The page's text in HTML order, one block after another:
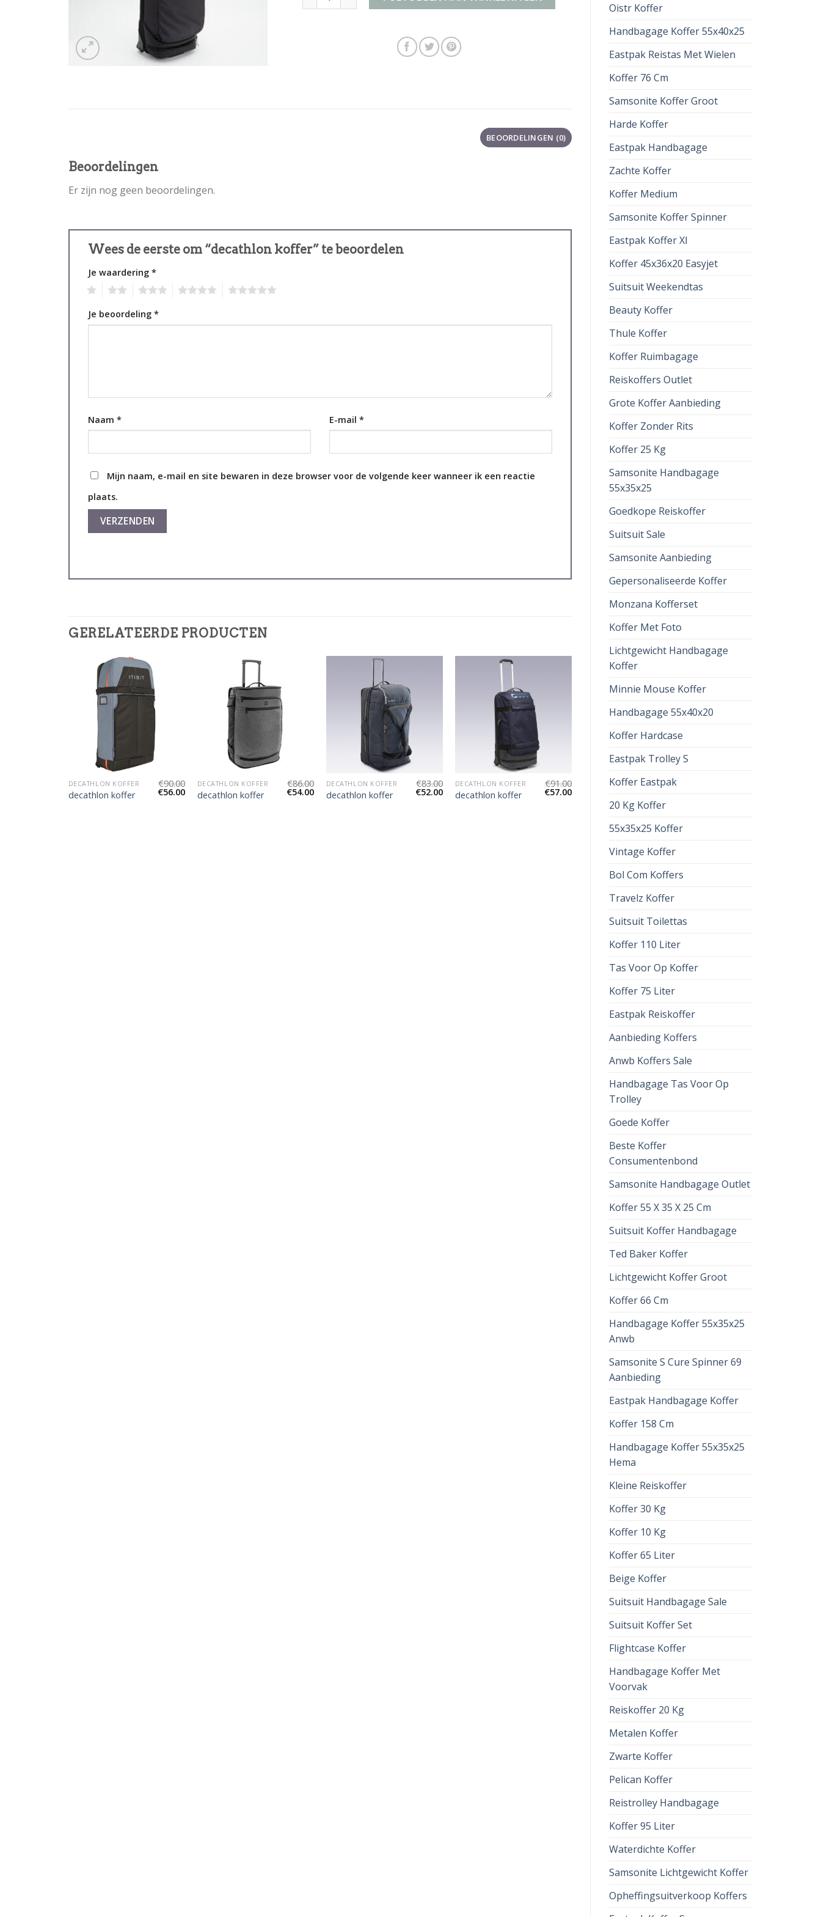
Oistr Koffer
Handbagage Koffer 55x40x25
Eastpak Reistas Met Wielen
Koffer 76 Cm
Samsonite Koffer Groot
Harde Koffer
Eastpak Handbagage
Zachte Koffer
Koffer Medium
Samsonite Koffer Spinner
Eastpak Koffer Xl
Koffer 45x36x20 Easyjet
Suitsuit Weekendtas
Beauty Koffer
Thule Koffer
Koffer Ruimbagage
Reiskoffers Outlet
Grote Koffer Aanbieding
Koffer Zonder Rits
Koffer 25 Kg
Samsonite Handbagage
55x35x25
Goedkope Reiskoffer
Suitsuit Sale
Samsonite Aanbieding
Gepersonaliseerde Koffer
Monzana Kofferset
Koffer Met Foto
Lichtgewicht Handbagage
Koffer
Minnie Mouse Koffer
Handbagage 55x40x20
Koffer Hardcase
Eastpak Trolley S
Koffer Eastpak
20 Kg Koffer
55x35x25 Koffer
Vintage Koffer
Bol Com Koffers
Travelz Koffer
Suitsuit Toilettas
Koffer 110 Liter
Tas Voor Op Koffer
Koffer 75 Liter
Eastpak Reiskoffer
Aanbieding Koffers
Anwb Koffers Sale
Handbagage Tas Voor Op
Trolley
Goede Koffer
Beste Koffer
Consumentenbond
Samsonite Handbagage Outlet
Koffer 55 X 35 X 25 Cm
Suitsuit Koffer Handbagage
Ted Baker Koffer
Lichtgewicht Koffer Groot
Koffer 66 Cm
Handbagage Koffer 55x35x25
Anwb
Samsonite S Cure Spinner 69
Aanbieding
Eastpak Handbagage Koffer
Koffer 158 Cm
Handbagage Koffer 55x35x25
Hema
Kleine Reiskoffer
Koffer 30 Kg
Koffer 10 Kg
Koffer 65 Liter
Beige Koffer
Suitsuit Handbagage Sale
Suitsuit Koffer Set
Flightcase Koffer
Handbagage Koffer Met
Voorvak
Reiskoffer 20 Kg
Metalen Koffer
Zwarte Koffer
Pelican Koffer
Reistrolley Handbagage
Koffer 95 Liter
Waterdichte Koffer
Samsonite Lichtgewicht Koffer
Opheffingsuitverkoop Koffers
BEOORDELINGEN (0)
Beoordelingen
Er zijn nog geen beoordelingen.
Wees de eerste om “decathlon koffer” te beoordelen
Je waardering *
Je beoordeling *
Naam * E-mail *
Mijn naam, e-mail en site bewaren in deze browser voor de volgende keer wanneer ik een reactie
plaats.
GERELATEERDE PRODUCTEN
DECATHLON KOFFER
decathlon koffer
€90.00
€56.00
DECATHLON KOFFER
decathlon koffer
€86.00
€54.00
DECATHLON KOFFER
decathlon koffer
€83.00
€52.00
DECATHLON KOFFER
decathlon koffer
€91.00
€57.00